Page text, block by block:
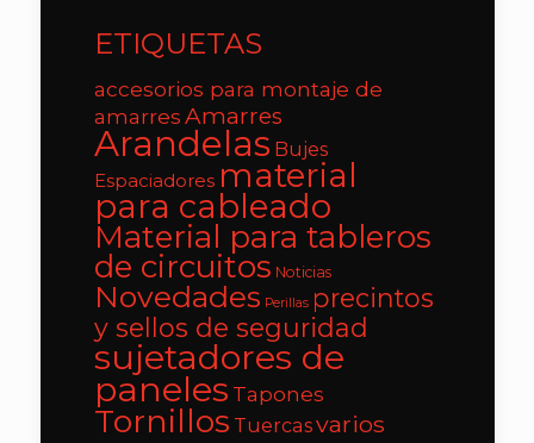
ETIQUETAS
accesorios para montaje de
amarresAmarres
Arandelas Bujes
Espaciadores material
para cableado
Material para tableros
de circuitos Noticias
Novedades Perillas precintos
y sellos de seguridad
sujetadores de
paneles Tapones
Tornillos Tuercasvarios